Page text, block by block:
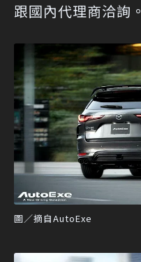
跟國內代理商洽詢。
圖／摘自AutoExe